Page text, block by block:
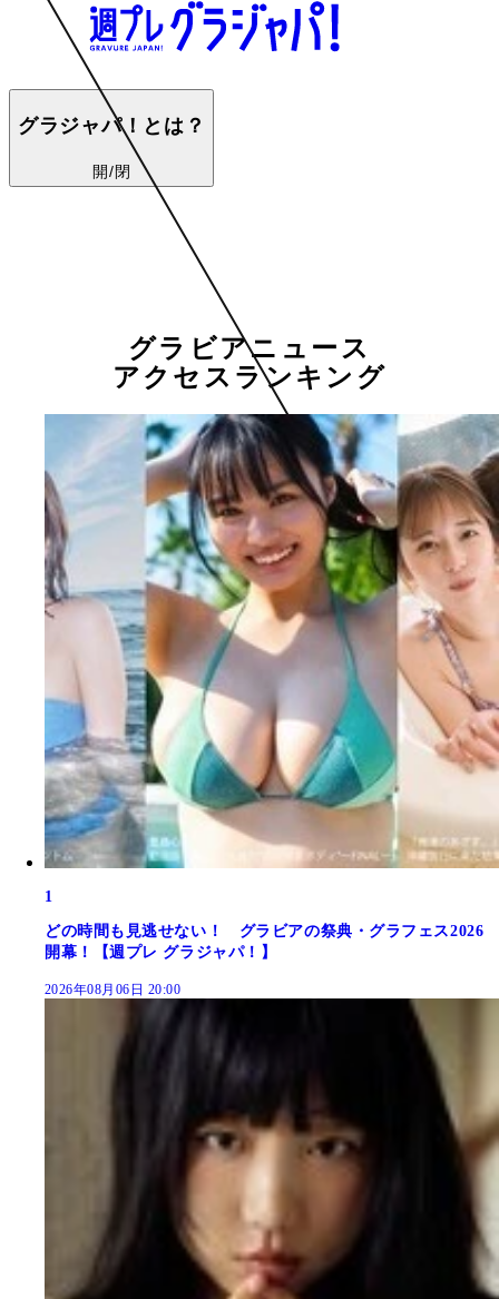
グラジャパ！とは？
開/閉
グラビアニュース
アクセスランキング
1
どの時間も見逃せない！ グラビアの祭典・グラフェス2026
開幕！【週プレ グラジャパ！】
2026年08月06日 20:00